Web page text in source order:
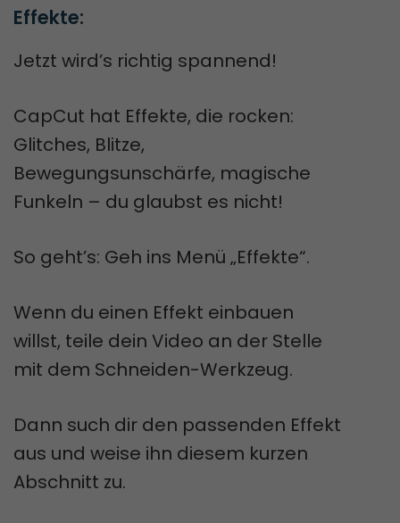
Effekte:
Jetzt wird’s richtig spannend!
CapCut hat Effekte, die rocken:
Glitches, Blitze,
Bewegungsunschärfe, magische
Funkeln – du glaubst es nicht!
So geht’s: Geh ins Menü „Effekte“.
Wenn du einen Effekt einbauen
willst, teile dein Video an der Stelle
mit dem Schneiden-Werkzeug.
Dann such dir den passenden Effekt
aus und weise ihn diesem kurzen
Abschnitt zu.